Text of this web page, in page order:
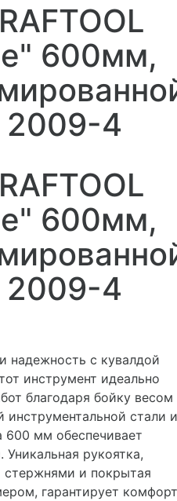
600мм,
2009-4
600мм,
2009-4
надежность с кувалдой
инструмент идеально
благодаря бойку весом
инструментальной стали и
600 мм обеспечивает
рукоятка,
и покрытая
гарантирует